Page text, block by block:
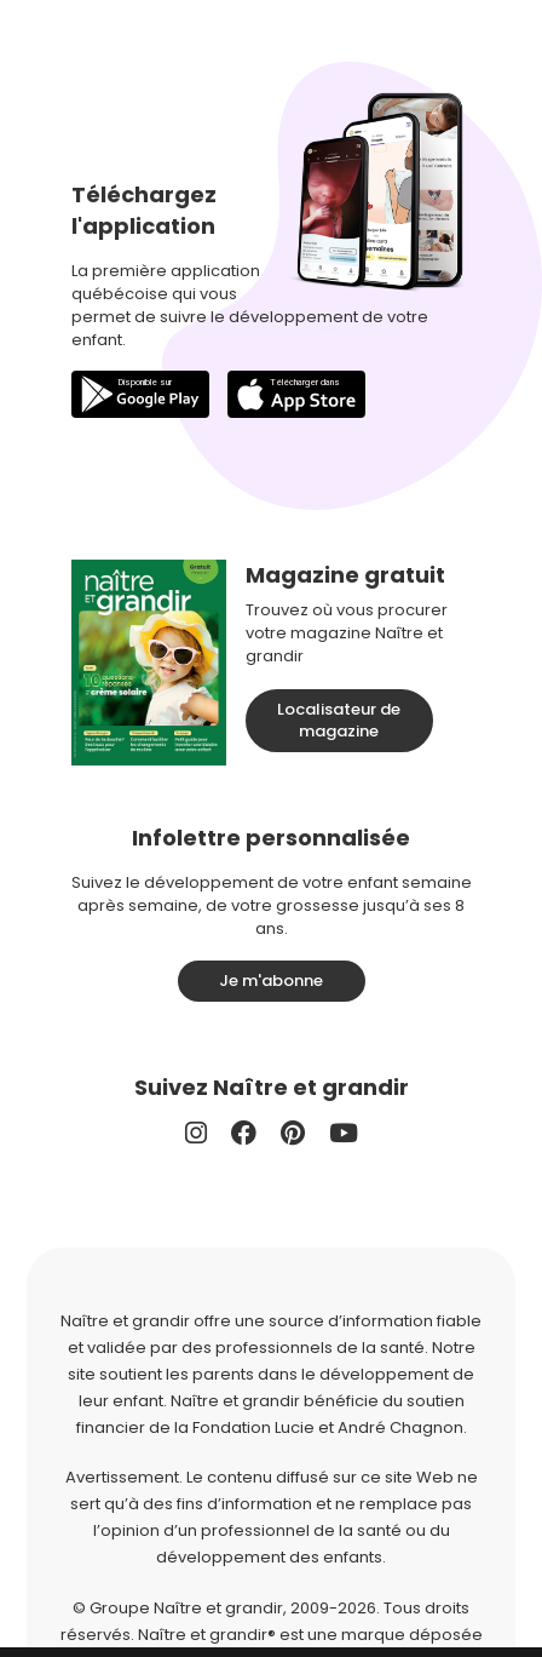
Téléchargez
l'application
La première application
québécoise qui vous
permet de suivre le développement de votre
enfant.
Magazine gratuit
Trouvez où vous procurer
votre magazine Naître et
grandir
Localisateur de
magazine
Infolettre personnalisée
Suivez le développement de votre enfant semaine
après semaine, de votre grossesse jusqu’à ses 8
ans.
Je m'abonne
Suivez Naître et grandir
Naître et grandir offre une source d’information fiable
et validée par des professionnels de la santé. Notre
site soutient les parents dans le développement de
leur enfant. Naître et grandir bénéficie du soutien
financier de la Fondation Lucie et André Chagnon.
Avertissement. Le contenu diffusé sur ce site Web ne
sert qu’à des fins d’information et ne remplace pas
l’opinion d’un professionnel de la santé ou du
développement des enfants.
© Groupe Naître et grandir, 2009-2026. Tous droits
réservés. Naître et grandir® est une marque déposée